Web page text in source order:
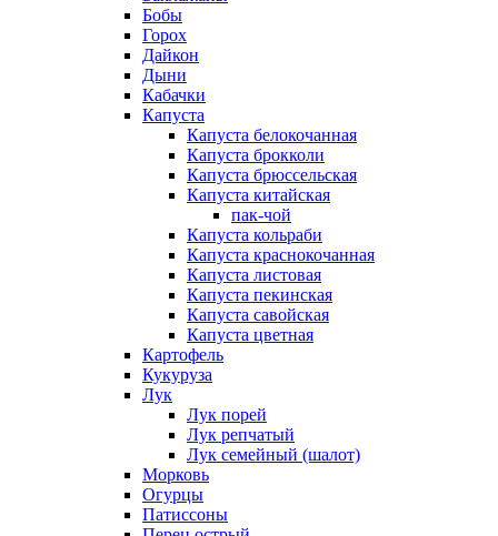
Бобы
Горох
Дайкон
Дыни
Кабачки
Капуста
Капуста белокочанная
Капуста брокколи
Капуста брюссельская
Капуста китайская
пак-чой
Капуста кольраби
Капуста краснокочанная
Капуста листовая
Капуста пекинская
Капуста савойская
Капуста цветная
Картофель
Кукуруза
Лук
Лук порей
Лук репчатый
Лук семейный (шалот)
Морковь
Огурцы
Патиссоны